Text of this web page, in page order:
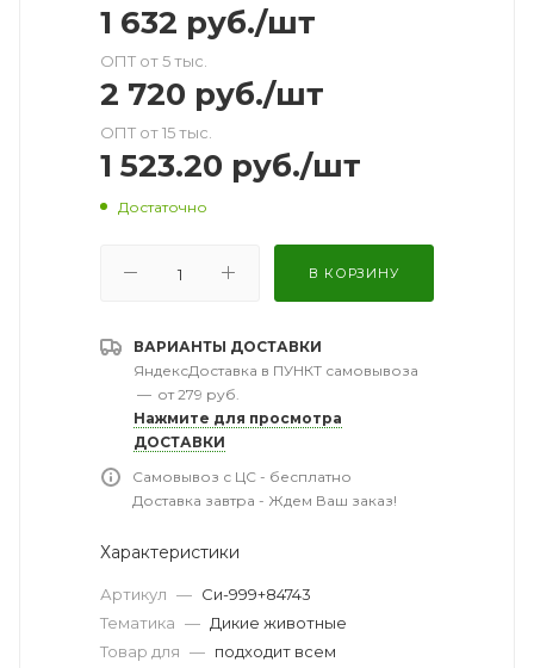
1 632 руб./шт
ОПТ от 5 тыс.
2 720 руб./шт
ОПТ от 15 тыс.
1 523.20 руб./шт
Достаточно
В КОРЗИНУ
ВАРИАНТЫ ДОСТАВКИ
ЯндексДоставка в ПУНКТ самовывоза
— от 279 руб.
Нажмите для просмотра
ДОСТАВКИ
Самовывоз с ЦС - бесплатно
Доставка завтра - Ждем Ваш заказ!
Характеристики
Артикул — Си-999+84743
Тематика — Дикие животные
Товар для — подходит всем